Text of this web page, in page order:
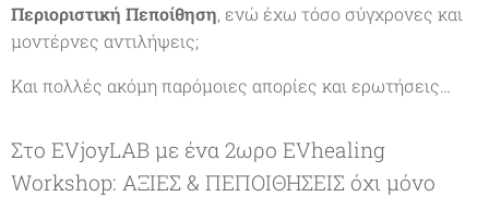
Περιοριστική Πεποίθηση, ενώ έχω τόσο σύγχρονες και
μοντέρνες αντιλήψεις;
Και πολλές ακόμη παρόμοιες απορίες και ερωτήσεις…
Στο EVjoyLAB με ένα 2ωρο EVhealing
Workshop: ΑΞΙΕΣ & ΠΕΠΟΙΘΗΣΕΙΣ όχι μόνο